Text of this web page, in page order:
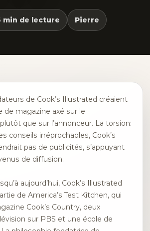
min de lecture Pierre
de Cook’s Illustrated créaient
de magazine axé sur le
que sur l’annonceur. La torsion:
conseils irréprochables, Cook’s
pas de publicités, s’appuyant
de diffusion.
aujourd’hui, Cook’s Illustrated
de America’s Test Kitchen, qui
Cook’s Country, deux
sur PBS et une école de